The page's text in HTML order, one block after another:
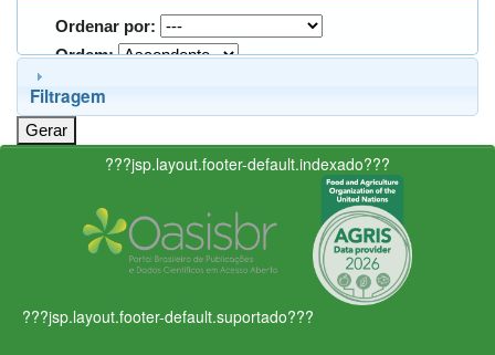
Ordenar por:
Ordem:
Filtragem
???jsp.layout.footer-default.indexado???
???jsp.layout.footer-default.suportado???